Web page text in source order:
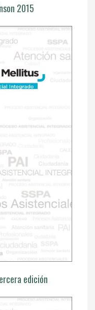
2015
edición